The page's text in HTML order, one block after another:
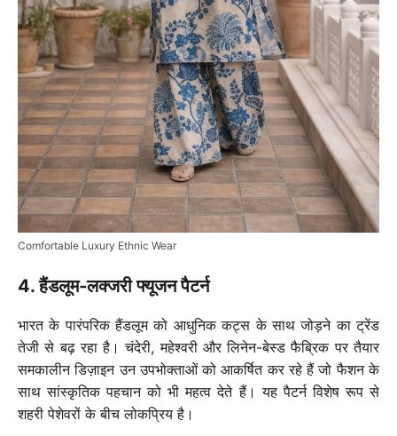
Comfortable Luxury Ethnic Wear
4. हैंडलूम-लक्जरी फ्यूजन पैटर्न
भारत के पारंपरिक हैंडलूम को आधुनिक कट्स के साथ जोड़ने का ट्रेंड
तेजी से बढ़ रहा है। चंदेरी, महेश्वरी और लिनेन-बेस्ड फैब्रिक पर तैयार
समकालीन डिज़ाइन उन उपभोक्ताओं को आकर्षित कर रहे हैं जो फैशन के
साथ सांस्कृतिक पहचान को भी महत्व देते हैं। यह पैटर्न विशेष रूप से
शहरी पेशेवरों के बीच लोकप्रिय है।